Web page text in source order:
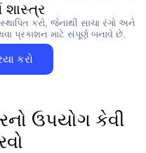
શાસ્ત્ર
કરો, જેનાથી સાચા રંગો અને
પ્રકાશન માટે સંપૂર્ણ બનાવે છે.
કરો
ઉપયોગ કેવી